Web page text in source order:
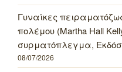
Γυναίκες
πολέμου (Martha Hall
συρματόπλεγμα,
08/07/2026